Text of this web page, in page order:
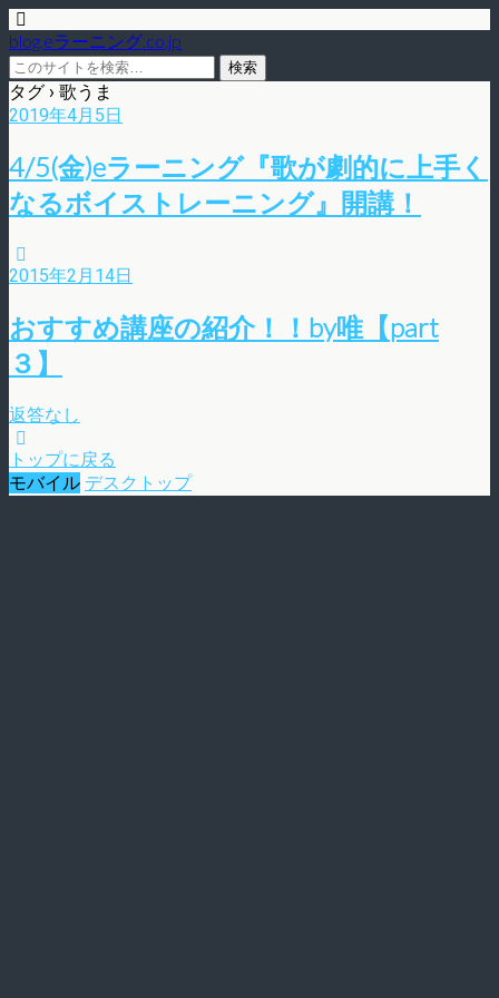
blog.eラーニング.co.jp
タグ › 歌うま
2019年4月5日
4/5(金)eラーニング『歌が劇的に上手く
なるボイストレーニング』開講！
2015年2月14日
おすすめ講座の紹介！！by唯【part
３】
返答なし
トップに戻る
モバイル デスクトップ